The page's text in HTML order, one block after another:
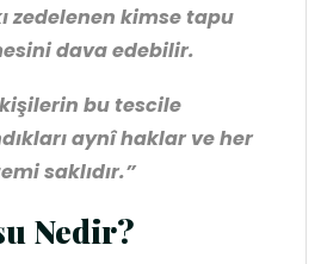
zedelenen kimse tapu
dava edebilir.
bu tescile
aynî haklar ve her
saklıdır.”
Nedir?